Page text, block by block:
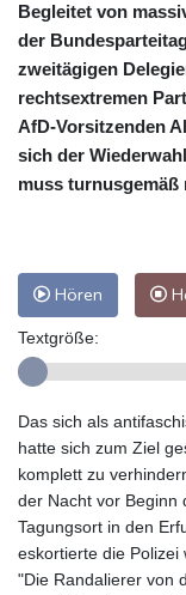
Begleitet von
der
zweitägigen
rechtsextremen
AfD-Vorsitzenden
sich der
muss turnusgemäß
Hören
Textgröße:
Das sich als
hatte sich zum Ziel
komplett zu
der Nacht vor Beginn
Tagungsort in den
eskortierte die Polizei
"Die Randalierer von